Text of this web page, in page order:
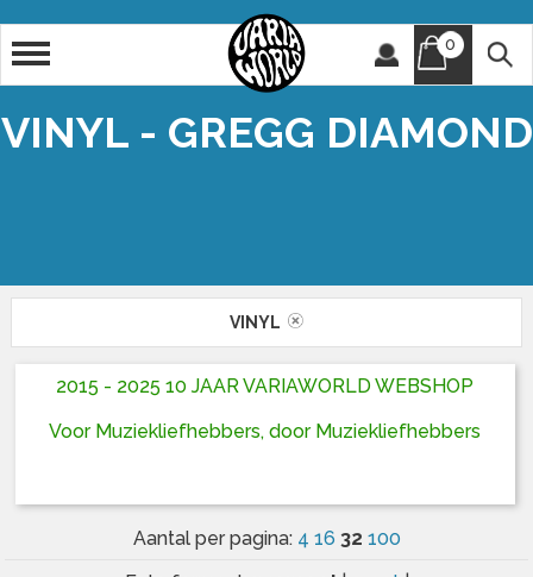
0
VINYL - GREGG DIAMOND
VINYL
2015 - 2025 10 JAAR VARIAWORLD WEBSHOP
Voor Muziekliefhebbers, door Muziekliefhebbers
Aantal per pagina: 4 16 32 100